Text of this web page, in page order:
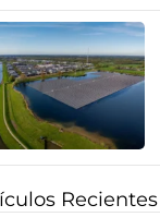
Recientes